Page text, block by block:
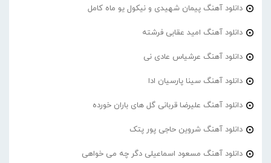
دانلود آهنگ پیمان شهیدی و نیکول یو ماه کامل
دانلود آهنگ امید عقابی فرشته
دانلود آهنگ عرشیاس عادی نی
دانلود آهنگ سینا پارسیان ادا
دانلود آهنگ علیرضا قربانی گل های باران خورده
دانلود آهنگ شروین حاجی پور پتک
دانلود آهنگ مسعود اسماعیلی دگر چه می خواهی